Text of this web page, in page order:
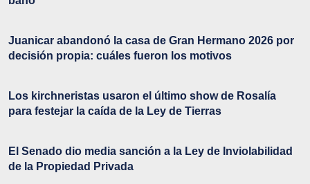
Juanicar abandonó la casa de Gran Hermano 2026 por
decisión propia: cuáles fueron los motivos
Los kirchneristas usaron el último show de Rosalía
para festejar la caída de la Ley de Tierras
El Senado dio media sanción a la Ley de Inviolabilidad
de la Propiedad Privada